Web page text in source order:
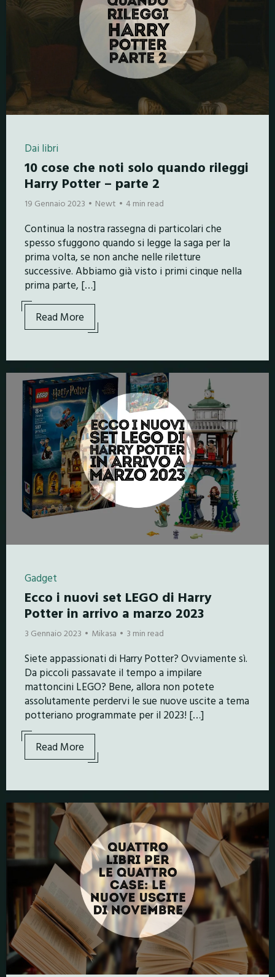
Dai libri
10 cose che noti solo quando rileggi
Harry Potter – parte 2
19 Gennaio 2023 Newt 4 min read
Continua la nostra rassegna di particolari che
spesso sfuggono quando si legge la saga per la
prima volta, se non anche nelle riletture
successive. Abbiamo già visto i primi cinque nella
prima parte, […]
Read More
Gadget
Ecco i nuovi set LEGO di Harry
Potter in arrivo a marzo 2023
3 Gennaio 2023 Mikasa 3 min read
Siete appassionati di Harry Potter? Ovviamente sì.
Da piccoli passavate il tempo a impilare
mattoncini LEGO? Bene, allora non potete
assolutamente perdervi le sue nuove uscite a tema
potteriano programmate per il 2023! […]
Read More